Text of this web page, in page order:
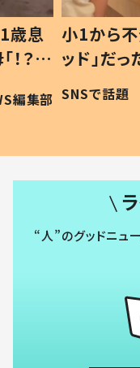
歳息
？」
編集部
小1から不
ッド」だ
作り続
#令和の子
SNSで話題
“人”のグッドニュ